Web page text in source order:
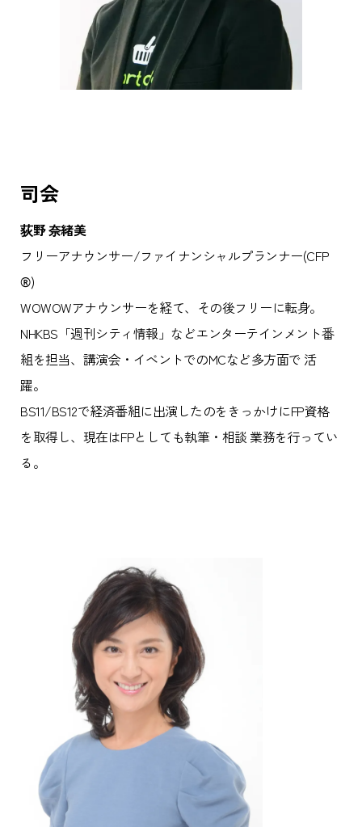
司会
荻野 奈緒美
フリーアナウンサー/ファイナンシャルプランナー(CFP
®)
WOWOWアナウンサーを経て、その後フリーに転身。
NHKBS「週刊シティ情報」などエンターテインメント番
組を担当、講演会・イベントでのMCなど多方面で 活
躍。
BS11/BS12で経済番組に出演したのをきっかけにFP資格
を取得し、現在はFPとしても執筆・相談 業務を行ってい
る。